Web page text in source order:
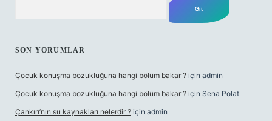
SON YORUMLAR
Çocuk konuşma bozukluğuna hangi bölüm bakar ? için admin
Çocuk konuşma bozukluğuna hangi bölüm bakar ? için Sena Polat
Çankırı’nın su kaynakları nelerdir ? için admin